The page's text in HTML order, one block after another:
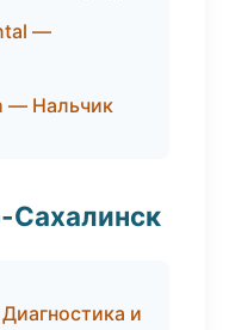
—
— Нальчик
и